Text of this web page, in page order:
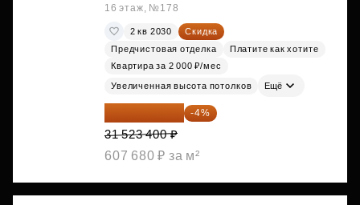
16 этаж, №178
2 кв 2030
Скидка
Предчистовая отделка
Платите как хотите
Квартира за 2 000 ₽/мес
Увеличенная высота потолков Ещё
30 262 464 ₽ -4%
31 523 400 ₽
607 680 ₽ за м²